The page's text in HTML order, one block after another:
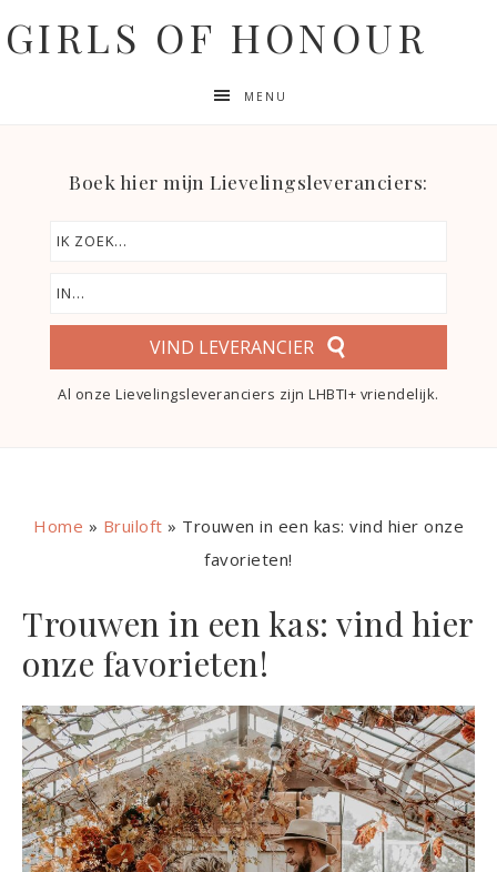
GIRLS OF HONOUR
MENU
Boek hier mijn Lievelingsleveranciers:
VIND LEVERANCIER
Al onze Lievelingsleveranciers zijn LHBTI+ vriendelijk.
Home » Bruiloft » Trouwen in een kas: vind hier onze
favorieten!
Trouwen in een kas: vind hier
onze favorieten!